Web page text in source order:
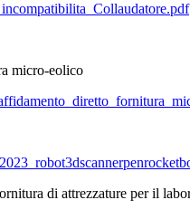
micro-eolico
di attrezzature per il